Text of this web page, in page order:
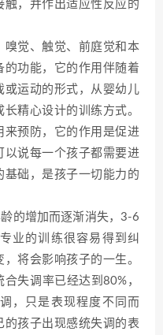
，并作出适应性反应的
嗅觉、触觉、前庭觉和本
功能，它的作用伴随着
或运动的形式，从婴幼儿
精心设计的训练方式。
来预防，它的作用是促进
以说每一个孩子都需要进
础，是孩子一切能力的
的增加而逐渐消失，3-6
业的训练很容易得到纠
将会影响孩子的一生。
失调率已经达到80%，
，只是表现程度不同而
的孩子出现感统失调的表